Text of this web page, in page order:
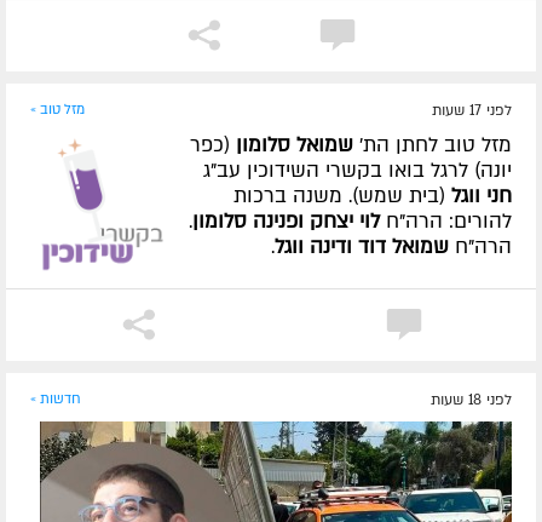
לפני 17 שעות מזל טוב »
מזל טוב לחתן הת' שמואל סלומון (כפר
יונה) לרגל בואו בקשרי השידוכין עב"ג
חני ווגל (בית שמש). משנה ברכות
להורים: הרה"חלוי יצחק ופנינה סלומון.
הרה"ח שמואל דוד ודינה ווגל.
לפני 18 שעות חדשות »